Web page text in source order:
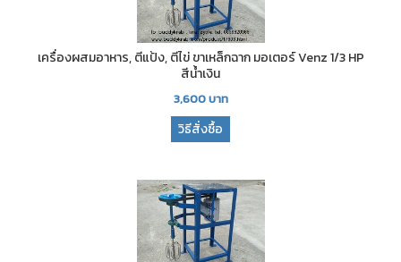
เครื่องผสมอาหาร, ตีแป้ง, ตีไข่ ขาเหล็กฉาก มอเตอร์ Venz 1/3 HP
สีน้ำเงิน
3,600บาท
วิธีสั่งซื้อ